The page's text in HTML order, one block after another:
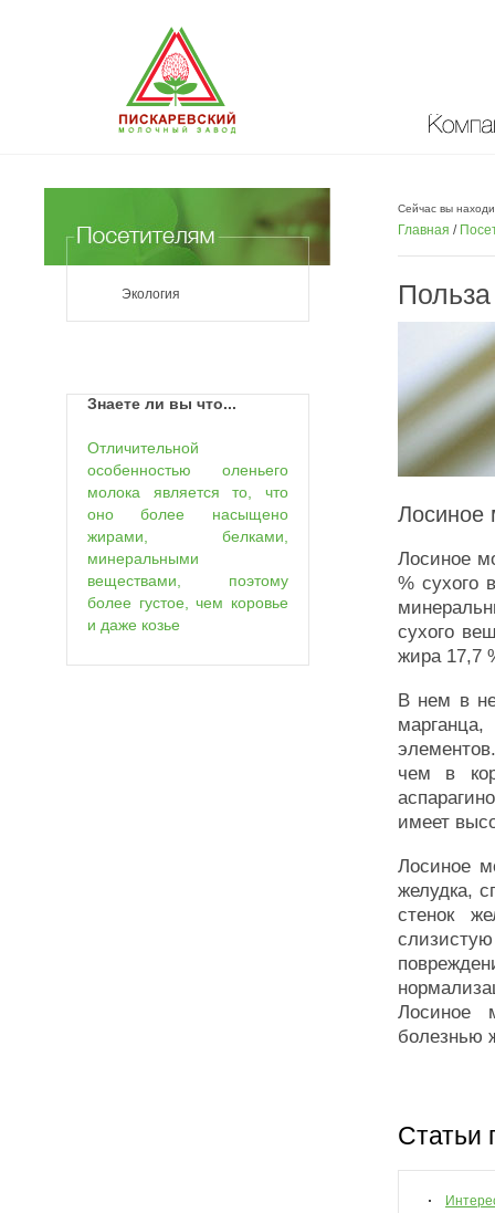
Экология
Знаете ли вы что...
Отличительной
особенностью оленьего
молока является то, что
оно более насыщено
жирами, белками,
минеральными
веществами, поэтому
более густое, чем коровье
и даже козье
Сейчас вы
Главная /
Лосиное
Лосиное
% сухого
сухого
жира 17,7
В нем в
чем в
имеет
Лосиное
желудка,
стенок
Лосиное
болезнью
Статьи